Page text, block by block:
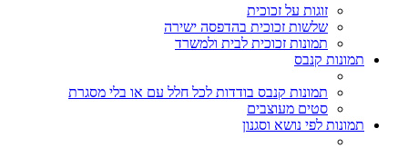
זוגות על זכוכית
שלשות זכוכית בהדפסה ישירה
תמונות זכוכית לבית ולמשרד
תמונות קנבס
תמונות קנבס בודדות לכל חלל עם או בלי מסגרת
סטים מעוצבים
תמונות לפי נושא וסגנון